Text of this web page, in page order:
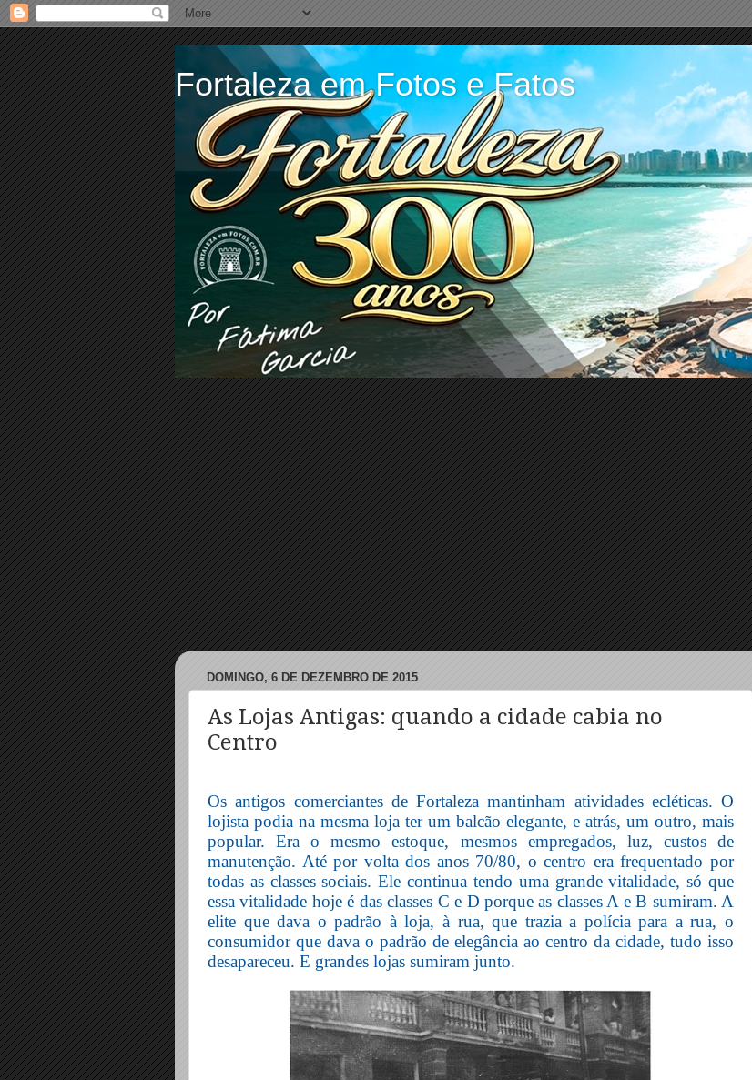
Fortaleza em Fotos e Fatos
DOMINGO, 6 DE DEZEMBRO DE 2015
As Lojas Antigas: quando a cidade cabia no
Centro
Os antigos comerciantes de Fortaleza mantinham atividades ecléticas. O
lojista podia na mesma loja ter um balcão elegante, e atrás, um outro, mais
popular. Era o mesmo estoque, mesmos empregados, luz, custos de
manutenção. Até por volta dos anos 70/80, o centro era frequentado por
todas as classes sociais. Ele continua tendo uma grande vitalidade, só que
essa vitalidade hoje é das classes C e D porque as classes A e B sumiram. A
elite que dava o padrão à loja, à rua, que trazia a polícia para a rua, o
consumidor que dava o padrão de elegância ao centro da cidade, tudo isso
desapareceu. E grandes lojas sumiram junto.